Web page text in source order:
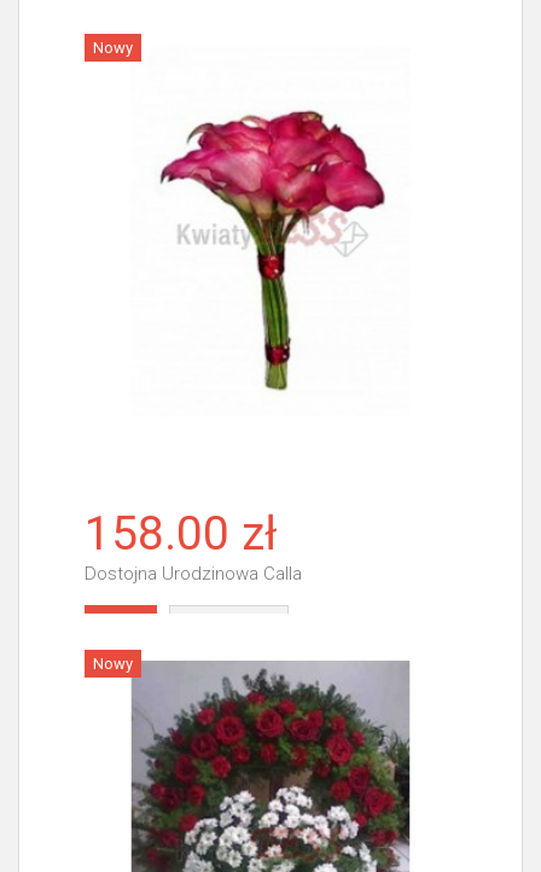
Nowy
158.00 zł
Dostojna Urodzinowa Calla
Nowy